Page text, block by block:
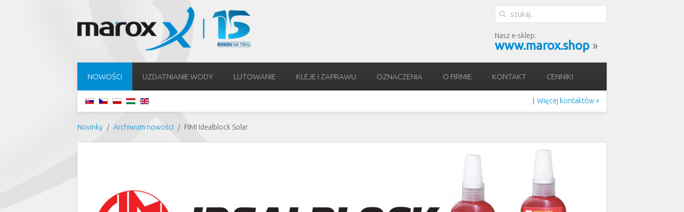
Nasz e-sklep:
www.marox.shop »
NOWOŚCI UZDATNIANIE WODY LUTOWANIE KLEJE I ZAPRAWU OZNACZENIA O FIRMIE KONTAKT CENNIKI
Więcej kontaktów »
Novinky Archiwum nowości FIMI Idealblock Solar